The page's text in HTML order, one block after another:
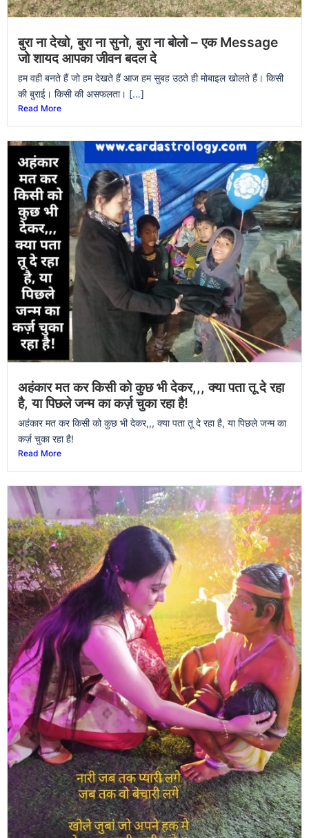
बुरा ना देखो, बुरा ना सुनो, बुरा ना बोलो – एक Message
जो शायद आपका जीवन बदल दे
हम वही बनते हैं जो हम देखते हैं आज हम सुबह उठते ही मोबाइल खोलते हैं। किसी
की बुराई। किसी की असफलता। […]
Read More
अहंकार मत कर किसी को कुछ भी देकर,,, क्या पता तू दे रहा
है, या पिछले जन्म का कर्ज़ चुका रहा है!
अहंकार मत कर किसी को कुछ भी देकर,,, क्या पता तू दे रहा है, या पिछले जन्म का
कर्ज़ चुका रहा है!
Read More